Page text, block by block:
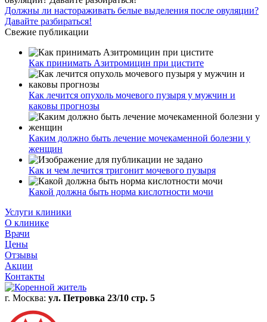
Должны ли настораживать белые выделения после овуляции?
Давайте разбираться!
Свежие публикации
Как принимать Азитромицин при цистите
Как лечится опухоль мочевого пузыря у мужчин и
каковы прогнозы
Каким должно быть лечение мочекаменной болезни у
женщин
Как и чем лечится тригонит мочевого пузыря
Какой должна быть норма кислотности мочи
Услуги клиники
О клинике
Врачи
Цены
Отзывы
Акции
Контакты
г. Москва: ул. Петровка 23/10 стр. 5